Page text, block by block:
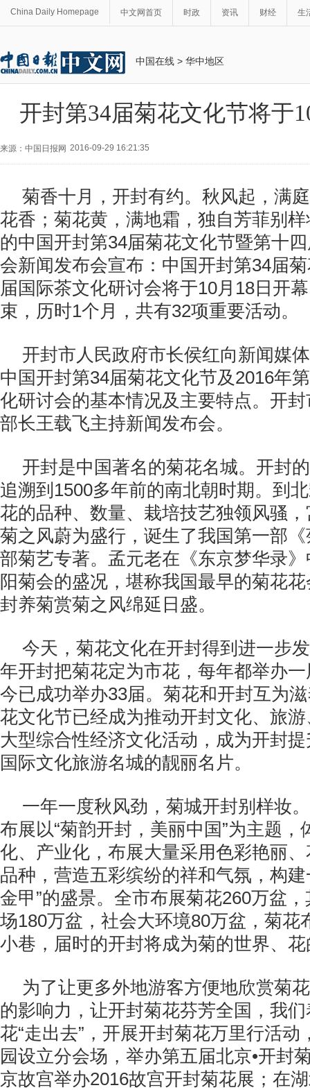
China Daily Homepage 中文网首页 时政 资讯 财经 生
中国在线 > 华中地区
开封第34届菊花文化节将于
来源：中国日报网 2016-09-29 16:21:35
菊香十月，开封有约。秋风起，满
花香；菊花黄，满地霜，独自芳菲别
的中国开封第34届菊花文化节暨第十
会新闻发布会宣布：中国开封第34届
届国际茶文化研讨会将于10月18日开
束，历时1个月，共有32项重要活动。
开封市人民政府市长侯红向新闻媒
中国开封第34届菊花文化节及2016年
化研讨会的基本情况及主要特点。开
部长王载飞主持新闻发布会。
开封是中国著名的菊花名城。开封
追溯到1500多年前的南北朝时期。到
花的品种、数量、栽培技艺独领风骚
菊之风蔚为盛行，诞生了我国第一部
部菊艺专著。孟元老在《东京梦华录
阳菊会的盛况，堪称我国最早的菊花
封养菊赏菊之风绵延日盛。
今天，菊花文化在开封得到进一步
年开封把菊花定为市花，每年都举办
今已成功举办33届。菊花和开封互为
花文化节已经成为推动开封文化、旅
大型综合性经济文化活动，成为开封
国际文化旅游名城的靓丽名片。
一年一度秋风劲，菊城开封别样妆
布展以“菊韵开封，美丽中国”为主题，
化、产业化，布展大量采用色彩艳丽
品种，营造五彩缤纷的祥和气氛，构
金甲”的盛景。全市布展菊花260万盆
场180万盆，社会大环境80万盆，菊花
小巷，届时的开封将成为菊的世界、
为了让更多外地游客方便地欣赏菊
的影响力，让开封菊花芬芳全国，我
花“走出去”，开展开封菊花万里行活动
园设立分会场，举办第五届北京•开封
京故宫举办2016故宫开封菊花展；在